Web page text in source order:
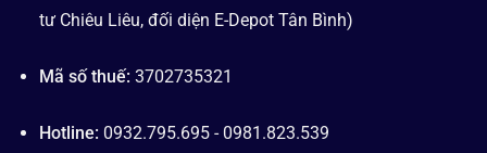
tư Chiêu Liêu, đối diện E-Depot Tân Bình)
Mã số thuế: 3702735321
Hotline: 0932.795.695 - 0981.823.539